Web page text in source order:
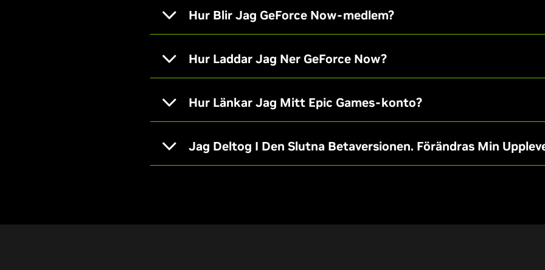
Hur Blir Jag GeForce Now-medlem?
Hur Laddar Jag Ner GeForce Now?
Hur Länkar Jag Mitt Epic Games-konto?
Jag Deltog I Den Slutna Betaversionen. Förändras Min